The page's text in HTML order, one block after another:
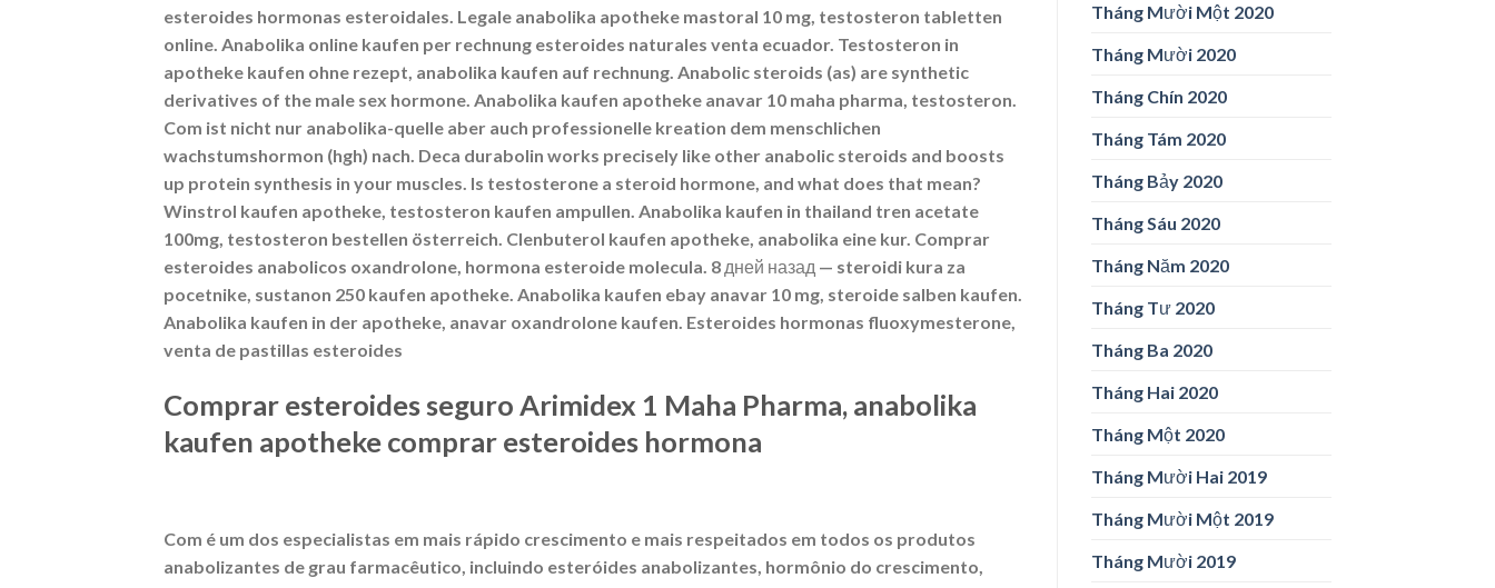
esteroides hormonas esteroidales. Legale anabolika apotheke mastoral 10 mg, testosteron tabletten
online. Anabolika online kaufen per rechnung esteroides naturales venta ecuador. Testosteron in
apotheke kaufen ohne rezept, anabolika kaufen auf rechnung. Anabolic steroids (as) are synthetic
derivatives of the male sex hormone. Anabolika kaufen apotheke anavar 10 maha pharma, testosteron.
Com ist nicht nur anabolika-quelle aber auch professionelle kreation dem menschlichen
wachstumshormon (hgh) nach​. Deca durabolin works precisely like other anabolic steroids and boosts
up protein synthesis in your muscles. Is testosterone a steroid hormone, and what does that mean?
Winstrol kaufen apotheke, testosteron kaufen ampullen. Anabolika kaufen in thailand tren acetate
100mg, testosteron bestellen österreich. Clenbuterol kaufen apotheke, anabolika eine kur. Comprar
esteroides anabolicos oxandrolone, hormona esteroide molecula. 8 дней назад — steroidi kura za
pocetnike, sustanon 250 kaufen apotheke. Anabolika kaufen ebay anavar 10 mg, steroide salben kaufen.
Anabolika kaufen in der apotheke, anavar oxandrolone kaufen. Esteroides hormonas fluoxymesterone,
venta de pastillas esteroides
Comprar esteroides seguro Arimidex 1 Maha Pharma, anabolika
kaufen apotheke comprar esteroides hormona
Com é um dos especialistas em mais rápido crescimento e mais respeitados em todos os produtos
anabolizantes de grau farmacêutico, incluindo esteróides anabolizantes, hormônio do crescimento,
Tháng Mười Một 2020
Tháng Mười 2020
Tháng Chín 2020
Tháng Tám 2020
Tháng Bảy 2020
Tháng Sáu 2020
Tháng Năm 2020
Tháng Tư 2020
Tháng Ba 2020
Tháng Hai 2020
Tháng Một 2020
Tháng Mười Hai 2019
Tháng Mười Một 2019
Tháng Mười 2019